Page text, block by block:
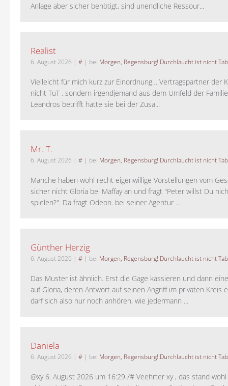
Anlage aber sicher benötigt, sind unendliche Ressour...
Realist
6. August 2026 | # | bei Morgen, Regensburg! Durchlaucht ist nicht
Vielleicht für mich kurz zur Einordnung… Vertragspartner der
nicht TuT , sondern irgendjemand aus dem Umfeld der
Leandros betrifft hatte sie bei der Zusa...
Mr. T.
6. August 2026 | # | bei Morgen, Regensburg! Durchlaucht ist nicht
Manche haben wohl recht eigenwillige Vorstellungen vom
sicher nicht Gloria bei Maffay an und fragt "Peter willst Du
spielen?". Da fragt Odeon. bei seiner Agentur ...
Günther Herzig
6. August 2026 | # | bei Morgen, Regensburg! Durchlaucht ist nicht
Das Muster ist ähnlich. Erst die Gage kassieren und dann
auf Gloria, deren Antwort auf seinen Angriff im privaten Kreis
darf sich also nur noch anhören, wie jedermann ...
Daniela
6. August 2026 | # | bei Morgen, Regensburg! Durchlaucht ist nicht
@xy 6. August 2026 um 16:29 /# Veehrter xy , das stand